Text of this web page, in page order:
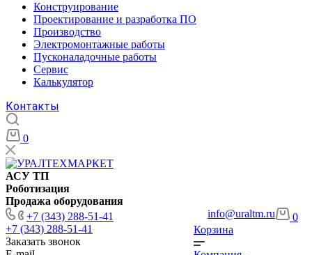
Конструирование
Проектирование и разработка ПО
Производство
Электромонтажные работы
Пусконаладочные работы
Сервис
Калькулятор
Контакты
0
АСУ ТП
Роботизация
Продажа оборудования
+7 (343) 288-51-41
+7 (343) 288-51-41
Заказать звонок
info@uraltm.ru
0
Корзина